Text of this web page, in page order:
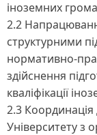
іноземних
2.2
структурними
нормативно-
здійснення
кваліфікації
2.3 Координація
Університету з